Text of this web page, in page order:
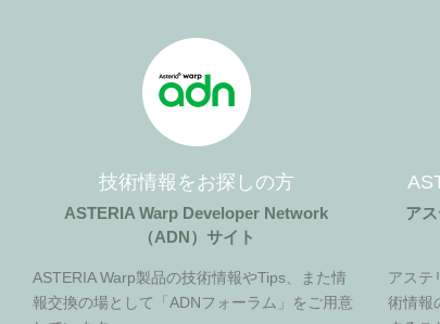
技術情報をお探しの方
ASTERIA Warp Developer Network
（ADN）サイト
ASTERIA Warp製品の技術情報やTips、また情
報交換の場として「ADNフォーラム」をご用意
ア
アステ
術情報